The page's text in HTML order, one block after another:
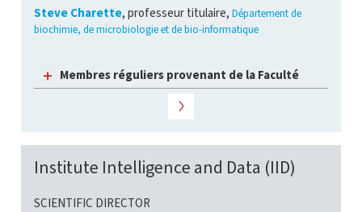
Steve Charette, professeur titulaire, Département de
biochimie, de microbiologie et de bio-informatique
Membres réguliers provenant de la Faculté
Institute Intelligence and Data (IID)
SCIENTIFIC DIRECTOR